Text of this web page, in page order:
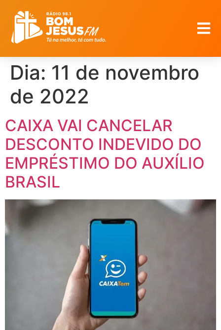
Dia: 11 de novembro
de 2022
CAIXA VAI CANCELAR
DESCONTO INDEVIDO DO
EMPRÉSTIMO DO AUXÍLIO
BRASIL